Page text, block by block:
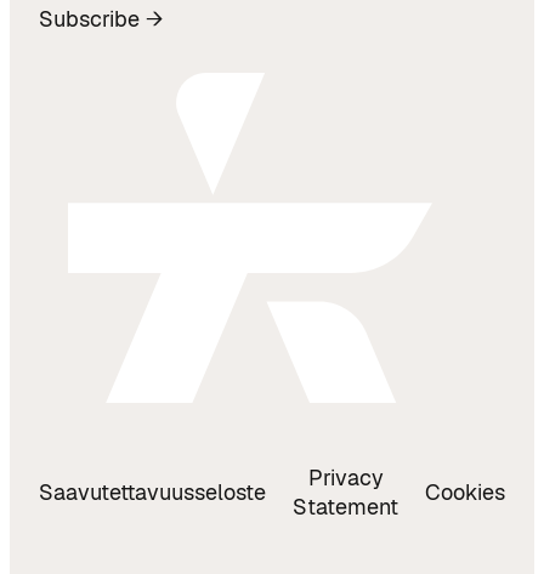
Subscribe →
Saavutettavuusseloste
Privacy
Statement
Cookies